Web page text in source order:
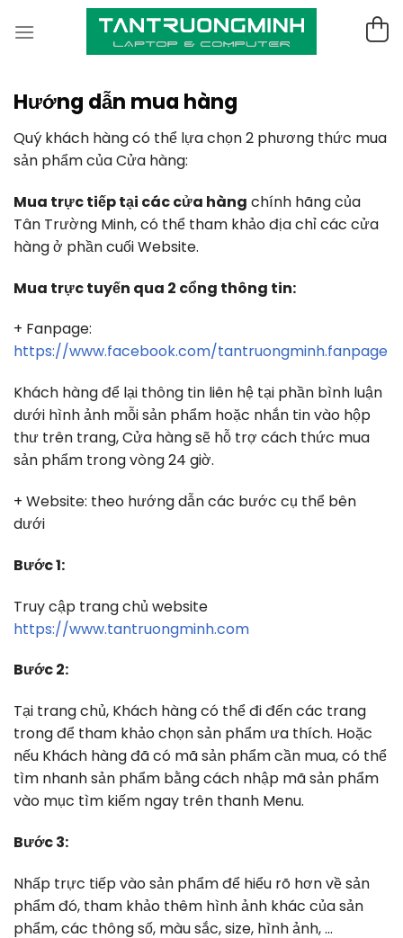
Hướng dẫn mua hàng
Quý khách hàng có thể lựa chọn 2 phương thức mua
sản phẩm của Cửa hàng:
Mua trực tiếp tại các cửa hàng chính hãng của
Tân Trường Minh, có thể tham khảo địa chỉ các cửa
hàng ở phần cuối Website.
Mua trực tuyến qua 2 cổng thông tin:
+ Fanpage:
https://www.facebook.com/tantruongminh.fanpage
Khách hàng để lại thông tin liên hệ tại phần bình luận
dưới hình ảnh mỗi sản phẩm hoặc nhắn tin vào hộp
thư trên trang, Cửa hàng sẽ hỗ trợ cách thức mua
sản phẩm trong vòng 24 giờ.
+ Website: theo hướng dẫn các bước cụ thể bên
dưới
Bước 1:
Truy cập trang chủ website
https://www.tantruongminh.com
Bước 2:
Tại trang chủ, Khách hàng có thể đi đến các trang
trong để tham khảo chọn sản phẩm ưa thích. Hoặc
nếu Khách hàng đã có mã sản phẩm cần mua, có thể
tìm nhanh sản phẩm bằng cách nhập mã sản phẩm
vào mục tìm kiếm ngay trên thanh Menu.
Bước 3:
Nhấp trực tiếp vào sản phẩm để hiểu rõ hơn về sản
phẩm đó, tham khảo thêm hình ảnh khác của sản
phẩm, các thông số, màu sắc, size, hình ảnh, …